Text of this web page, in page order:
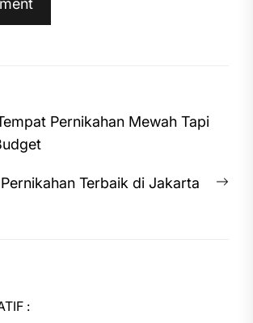
Pernikahan Mewah Tapi
Terbaik di Jakarta
: